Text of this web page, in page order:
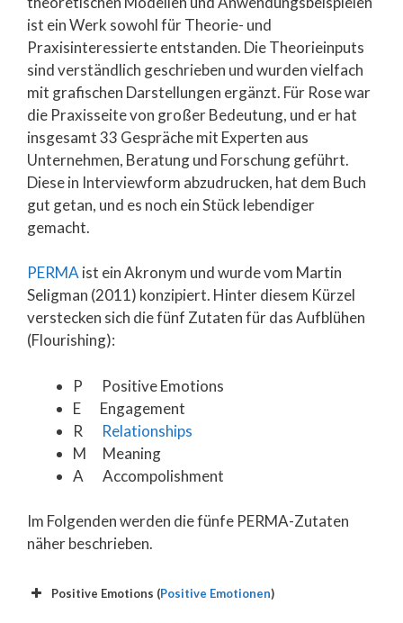
ist ein Werk sowohl für Theorie- und
Praxisinteressierte entstanden. Die Theorieinputs
sind verständlich geschrieben und wurden vielfach
mit grafischen Darstellungen ergänzt. Für Rose war
die Praxisseite von großer Bedeutung, und er hat
insgesamt 33 Gespräche mit Experten aus
Unternehmen, Beratung und Forschung geführt.
Diese in Interviewform abzudrucken, hat dem Buch
gut getan, und es noch ein Stück lebendiger
gemacht.
PERMAist ein Akronym und wurde vom Martin
Seligman (2011) konzipiert. Hinter diesem Kürzel
verstecken sich die fünf Zutaten für das Aufblühen
(Flourishing):
P Positive Emotions
E Engagement
R Relationships
M Meaning
A Accompolishment
Im Folgenden werden die fünfe PERMA-Zutaten
näher beschrieben.
Positive Emotions (Positive Emotionen)